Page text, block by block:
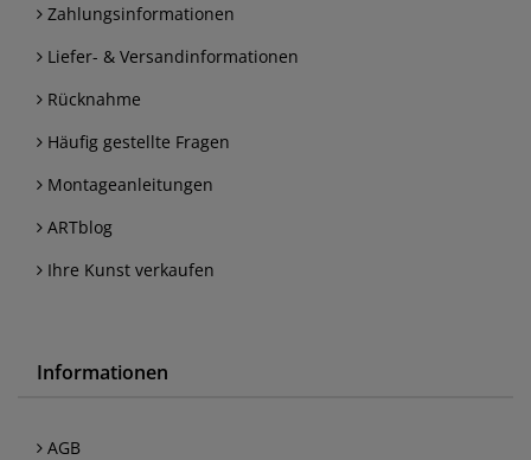
Zahlungsinformationen
Liefer- & Versandinformationen
Rücknahme
Häufig gestellte Fragen
Montageanleitungen
ARTblog
Ihre Kunst verkaufen
Informationen
AGB